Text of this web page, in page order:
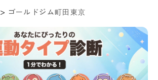
> ゴールドジム町田東京